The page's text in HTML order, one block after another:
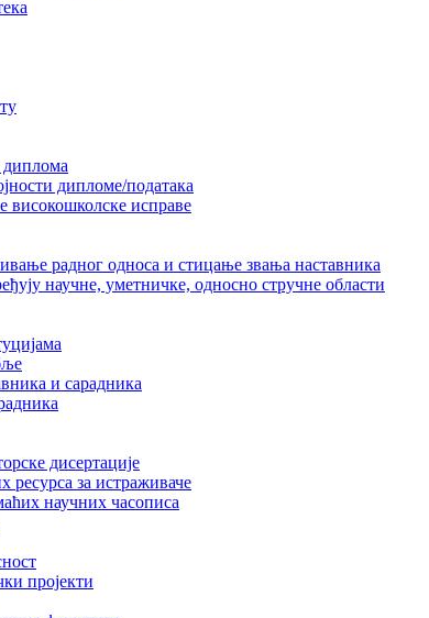
дипломе/података
високошколске исправе
радног односа и стицање звања наставника
научне, уметничке, односно стручне области
и сарадника
дисертације
ресурса за истраживаче
научних часописа
пројекти